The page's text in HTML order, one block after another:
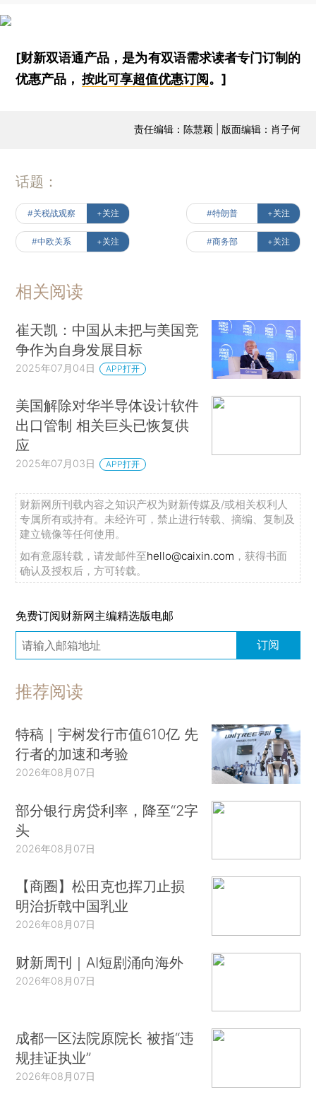
[财新双语通产品，是为有双语需求读者专门订制的
优惠产品，按此可享超值优惠订阅 。]
责任编辑：陈慧颖 | 版面编辑：肖子何
话题：
#关税战观察 +关注 #特朗普 +关注
#中欧关系 +关注 #商务部 +关注
相关阅读
崔天凯：中国从未把与美国竞
争作为自身发展目标
2025年07月04日 APP打开
美国解除对华半导体设计软件
出口管制 相关巨头已恢复供
应
2025年07月03日 APP打开
财新网所刊载内容之知识产权为财新传媒及/或相关权利人
专属所有或持有。未经许可，禁止进行转载、摘编、复制及
建立镜像等任何使用。
如有意愿转载，请发邮件至hello@caixin.com ，获得书面
确认及授权后，方可转载。
免费订阅财新网主编精选版电邮
订阅
推荐阅读
特稿｜宇树发行市值610亿 先
行者的加速和考验
2026年08月07日
部分银行房贷利率，降至“2字
头
2026年08月07日
【商圈】松田克也挥刀止损
明治折戟中国乳业
2026年08月07日
财新周刊｜AI短剧涌向海外
2026年08月07日
成都一区法院原院长 被指“违
规挂证执业”
2026年08月07日